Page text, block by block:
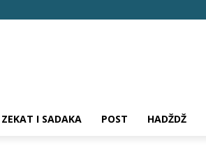
ZEKAT I SADAKA POST HADŽDŽ